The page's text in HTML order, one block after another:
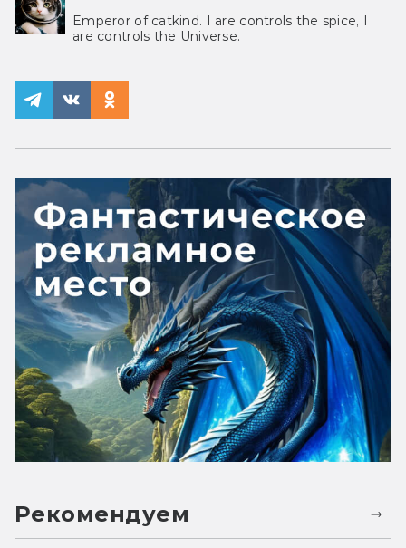
Emperor of catkind. I are controls the spice, I
are controls the Universe.
Рекомендуем